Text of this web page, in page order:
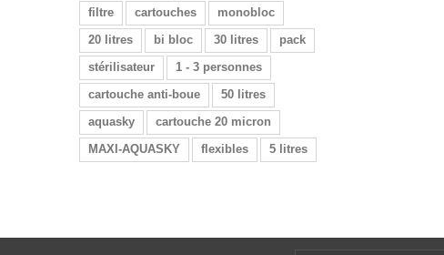
filtre
cartouches
monobloc
20 litres
bi bloc 30 litres
pack
stérilisateur
1 - 3 personnes
cartouche anti-boue
50 litres
aquasky
cartouche 20 micron
MAXI-AQUASKY
flexibles 5 litres